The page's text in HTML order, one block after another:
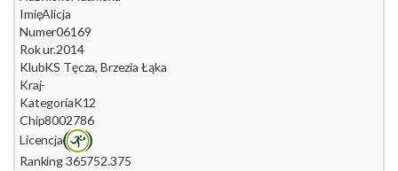
ImięAlicja
Numer06169
Rok ur.2014
KlubKS Tęcza, Brzezia Łąka
Kraj-
KategoriaK12
Chip8002786
Licencja
Ranking 365752.375